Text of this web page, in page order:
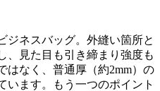
ジネスバッグ。外縫い箇所と
、見た目も引き締まり強度も
はなく、普通厚（約2mm）の
います。もう一つのポイント